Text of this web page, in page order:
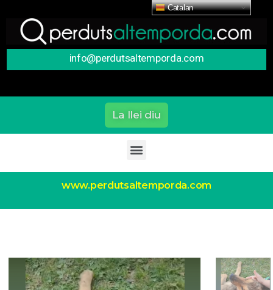
info@perdutsaltemporda.com
La llei diu
www.perdutsaltemporda.com
Catalan